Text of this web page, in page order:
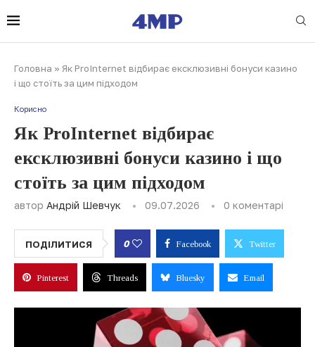
Головна » Як ProInternet відбирає ексклюзивні бонуси казино
і що стоїть за цим підходом
Корисно
Як ProInternet відбирає
ексклюзивні бонуси казино і що
стоїть за цим підходом
автор Андрій Шевчук 09.07.2026 0 коментарі
ПОДІЛИТИСЯ 0 Facebook Twitter
Pinterest Threads Bluesky Email